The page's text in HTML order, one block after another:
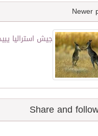
جيش استراليا